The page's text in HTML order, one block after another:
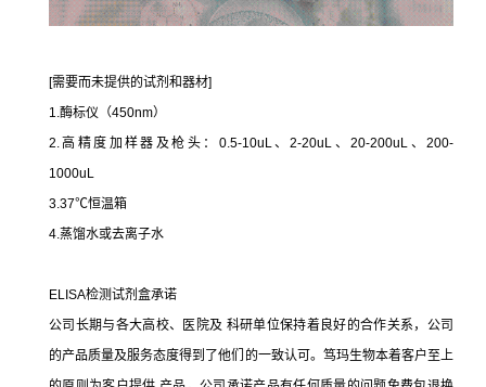
[需要而未提供的试剂和器材]
1.酶标仪（450nm）
2.高精度加样器及枪头：0.5-10uL、2-20uL、20-200uL、200-
1000uL
3.37℃恒温箱
4.蒸馏水或去离子水
ELISA检测试剂盒承诺
公司长期与各大高校、医院及 科研单位保持着良好的合作关系，公司
的产品质量及服务态度得到了他们的一致认可。笃玛生物本着客户至上